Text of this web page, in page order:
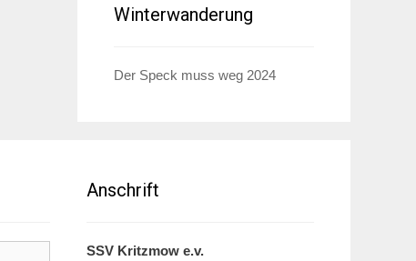
Winterwanderung
Der Speck muss weg 2024
Anschrift
SSV Kritzmow e.v.